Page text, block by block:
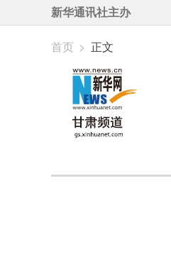
新华通讯社主办
首页 > 正文